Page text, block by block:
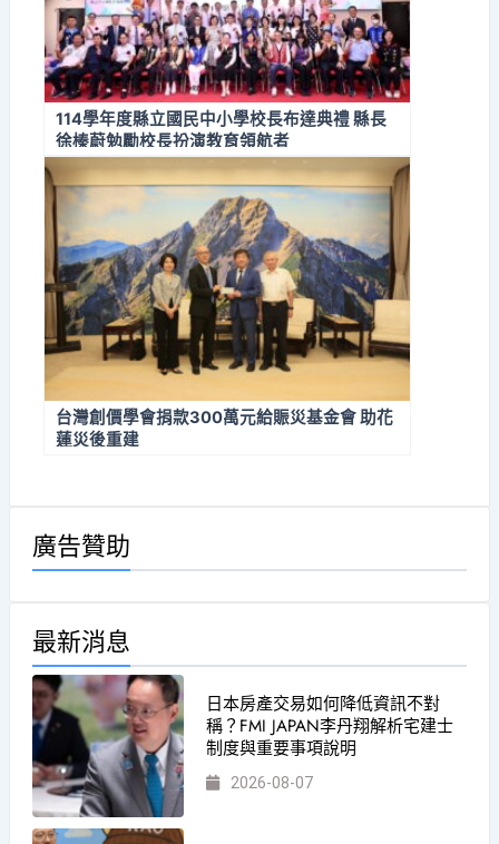
114學年度縣立國民中小學校長布達典禮 縣長
徐榛蔚勉勵校長扮演教育領航者
台灣創價學會捐款300萬元給賑災基金會 助花
蓮災後重建
廣告贊助
最新消息
日本房產交易如何降低資訊不對
稱？FMI JAPAN李丹翔解析宅建士
制度與重要事項說明
2026-08-07